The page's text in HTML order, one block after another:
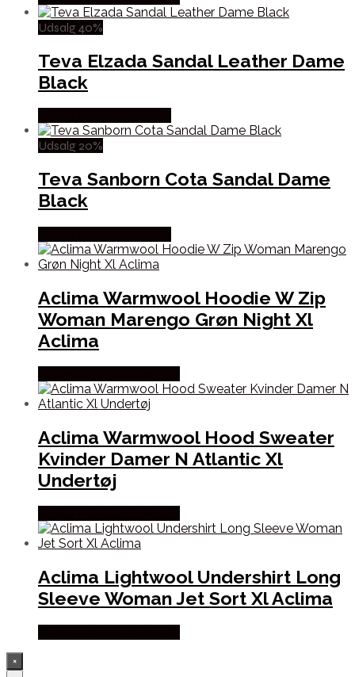
Udsalg 40%
Teva Elzada Sandal Leather Dame
Black
Udsalg 20%
Teva Sanborn Cota Sandal Dame
Black
Aclima Warmwool Hoodie W Zip
Woman Marengo Grøn Night Xl
Aclima
Aclima Warmwool Hood Sweater
Kvinder Damer N Atlantic Xl
Undertøj
Aclima Lightwool Undershirt Long
Sleeve Woman Jet Sort Xl Aclima
×